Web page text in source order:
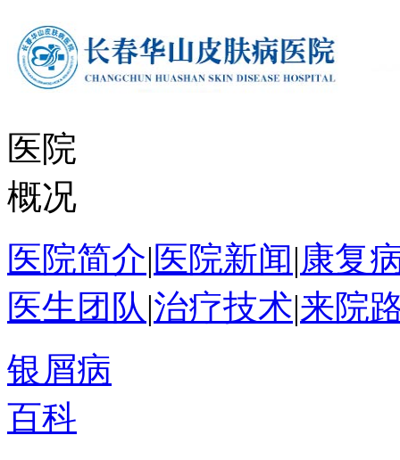
医院
概况
医院简介|医院新闻|康复
医生团队|治疗技术|来院
银屑病
百科